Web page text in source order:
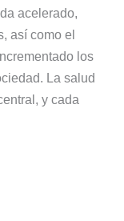
acelerado,
así como el
los
La salud
y cada